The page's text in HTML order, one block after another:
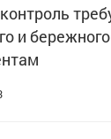
и